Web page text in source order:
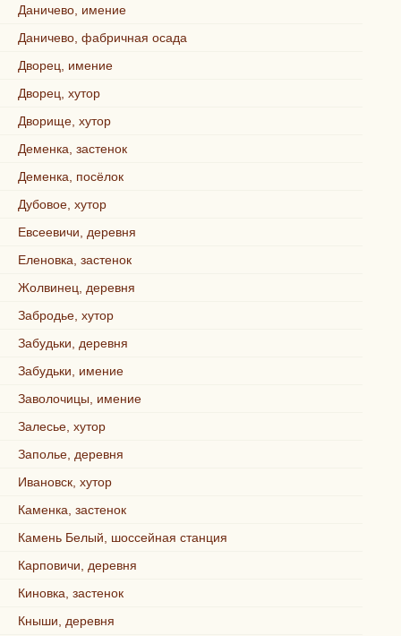
Даничево, имение
Даничево, фабричная осада
Дворец, имение
Дворец, хутор
Дворище, хутор
Деменка, застенок
Деменка, посёлок
Дубовое, хутор
Евсеевичи, деревня
Еленовка, застенок
Жолвинец, деревня
Забродье, хутор
Забудьки, деревня
Забудьки, имение
Заволочицы, имение
Залесье, хутор
Заполье, деревня
Ивановск, хутор
Каменка, застенок
Камень Белый, шоссейная станция
Карповичи, деревня
Киновка, застенок
Кныши, деревня